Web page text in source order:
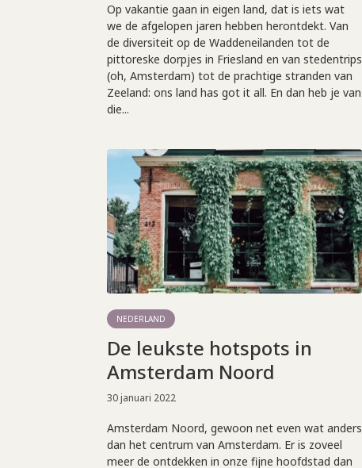
Op vakantie gaan in eigen land, dat is iets wat
we de afgelopen jaren hebben herontdekt. Van
de diversiteit op de Waddeneilanden tot de
pittoreske dorpjes in Friesland en van stedentrips
(oh, Amsterdam) tot de prachtige stranden van
Zeeland: ons land has got it all. En dan heb je van
die...
NEDERLAND
De leukste hotspots in
Amsterdam Noord
30 januari 2022
Amsterdam Noord, gewoon net even wat anders
dan het centrum van Amsterdam. Er is zoveel
meer de ontdekken in onze fijne hoofdstad dan